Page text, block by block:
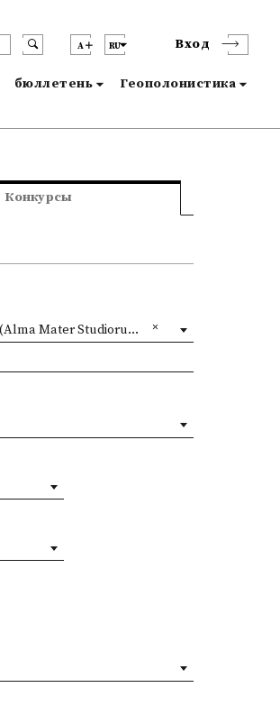
A RU Вход
бюллетень Геополонистика
Конкурсы
- Università di Bologna)